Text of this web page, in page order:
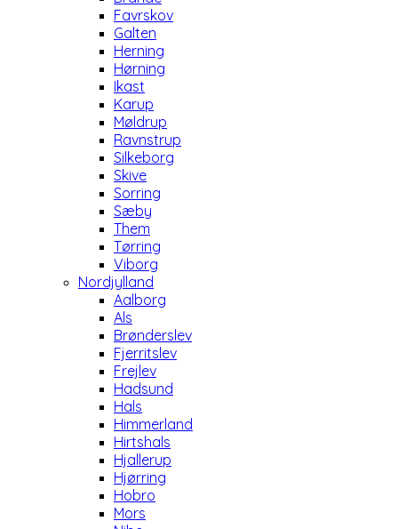
Favrskov
Galten
Herning
Hørning
Ikast
Karup
Møldrup
Ravnstrup
Silkeborg
Skive
Sorring
Sæby
Them
Tørring
Viborg
Nordjylland
Aalborg
Als
Brønderslev
Fjerritslev
Frejlev
Hadsund
Hals
Himmerland
Hirtshals
Hjallerup
Hjørring
Hobro
Mors